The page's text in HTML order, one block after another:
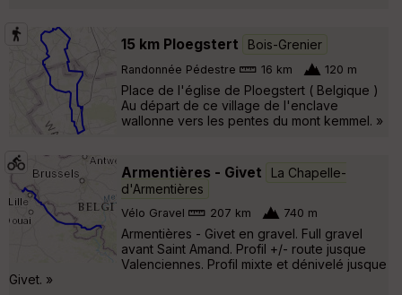
15 km Ploegstert Bois-Grenier
Randonnée Pédestre 16 km 120 m
Place de l'église de Ploegstert ( Belgique )
Au départ de ce village de l'enclave
wallonne vers les pentes du mont kemmel. »
Armentières - Givet
La Chapelle-
d'Armentières
Vélo Gravel 207 km 740 m
Armentières - Givet en gravel. Full gravel
avant Saint Amand. Profil +/- route jusque
Valenciennes. Profil mixte et dénivelé jusque
Givet. »